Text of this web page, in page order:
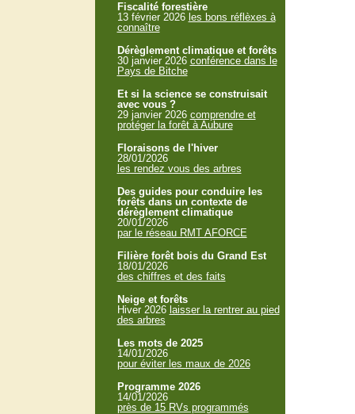
Fiscalité forestière
13 février 2026 les bons réflèxes à
connaître
Dérèglement climatique et forêts
30 janvier 2026 conférence dans le
Pays de Bitche
Et si la science se construisait
avec vous ?
29 janvier 2026 comprendre et
protéger la forêt à Aubure
Floraisons de l'hiver
28/01/2026
les rendez vous des arbres
Des guides pour conduire les
forêts dans un contexte de
dérèglement climatique
20/01/2026
par le réseau RMT AFORCE
Filière forêt bois du Grand Est
18/01/2026
des chiffres et des faits
Neige et forêts
Hiver 2026 laisser la rentrer au pied
des arbres
Les mots de 2025
14/01/2026
pour éviter les maux de 2026
Programme 2026
14/01/2026
près de 15 RVs programmés